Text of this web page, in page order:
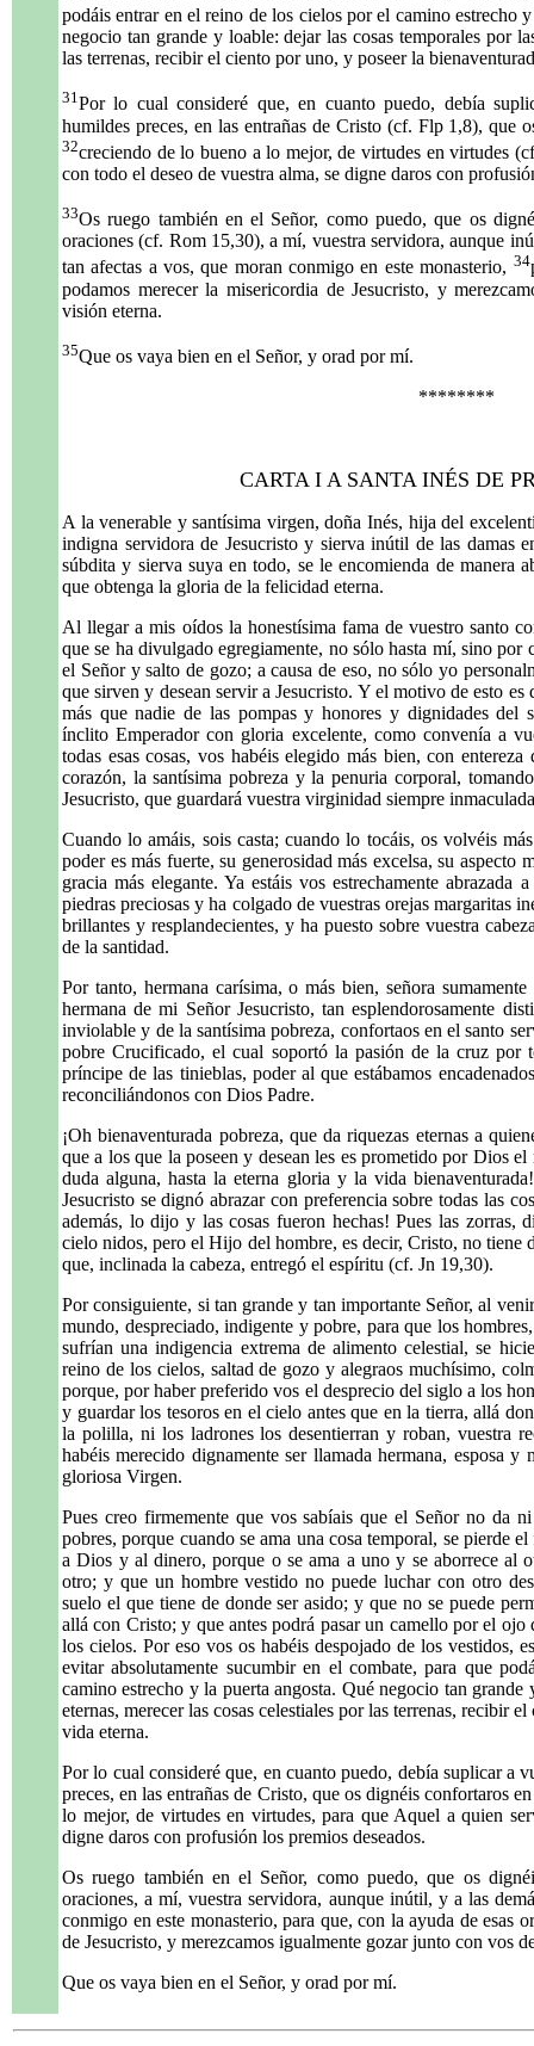
podáis entrar en el reino de los cielos por el camino
negocio tan grande y loable: dejar las cosas temporales por
las terrenas, recibir el ciento por uno, y poseer la
31Por lo cual consideré que, en cuanto puedo, debía
humildes preces, en las entrañas de Cristo (cf. Flp 1,8), que
32creciendo de lo bueno a lo mejor, de virtudes en virtudes
con todo el deseo de vuestra alma, se digne daros con
33Os ruego también en el Señor, como puedo, que os
oraciones (cf. Rom 15,30), a mí, vuestra servidora, aunque
tan afectas a vos, que moran conmigo en este monasterio, 34
podamos merecer la misericordia de Jesucristo, y
visión eterna.
35Que os vaya bien en el Señor, y orad por mí.
********
CARTA I A SANTA INÉS DE
A la venerable y santísima virgen, doña Inés, hija del
indigna servidora de Jesucristo y sierva inútil de las damas
súbdita y sierva suya en todo, se le encomienda de manera
que obtenga la gloria de la felicidad eterna.
Al llegar a mis oídos la honestísima fama de vuestro santo
que se ha divulgado egregiamente, no sólo hasta mí, sino
el Señor y salto de gozo; a causa de eso, no sólo yo
que sirven y desean servir a Jesucristo. Y el motivo de esto
más que nadie de las pompas y honores y dignidades del
ínclito Emperador con gloria excelente, como convenía a
todas esas cosas, vos habéis elegido más bien, con
corazón, la santísima pobreza y la penuria corporal,
Jesucristo, que guardará vuestra virginidad siempre
Cuando lo amáis, sois casta; cuando lo tocáis, os volvéis
poder es más fuerte, su generosidad más excelsa, su aspecto
gracia más elegante. Ya estáis vos estrechamente
piedras preciosas y ha colgado de vuestras orejas margaritas
brillantes y resplandecientes, y ha puesto sobre vuestra
de la santidad.
Por tanto, hermana carísima, o más bien, señora
hermana de mi Señor Jesucristo, tan esplendorosamente
inviolable y de la santísima pobreza, confortaos en el santo
pobre Crucificado, el cual soportó la pasión de la cruz por
príncipe de las tinieblas, poder al que estábamos
reconciliándonos con Dios Padre.
¡Oh bienaventurada pobreza, que da riquezas eternas a
que a los que la poseen y desean les es prometido por Dios
duda alguna, hasta la eterna gloria y la vida
Jesucristo se dignó abrazar con preferencia sobre todas las
además, lo dijo y las cosas fueron hechas! Pues las zorras,
cielo nidos, pero el Hijo del hombre, es decir, Cristo, no tiene
que, inclinada la cabeza, entregó el espíritu (cf. Jn 19,30).
Por consiguiente, si tan grande y tan importante Señor, al
mundo, despreciado, indigente y pobre, para que los
sufrían una indigencia extrema de alimento celestial, se
reino de los cielos, saltad de gozo y alegraos muchísimo,
porque, por haber preferido vos el desprecio del siglo a los
y guardar los tesoros en el cielo antes que en la tierra, allá
la polilla, ni los ladrones los desentierran y roban, vuestra
habéis merecido dignamente ser llamada hermana, esposa
gloriosa Virgen.
Pues creo firmemente que vos sabíais que el Señor no da
pobres, porque cuando se ama una cosa temporal, se pierde
a Dios y al dinero, porque o se ama a uno y se aborrece al
otro; y que un hombre vestido no puede luchar con otro
suelo el que tiene de donde ser asido; y que no se puede
allá con Cristo; y que antes podrá pasar un camello por el
los cielos. Por eso vos os habéis despojado de los vestidos,
evitar absolutamente sucumbir en el combate, para que
camino estrecho y la puerta angosta. Qué negocio tan grande
eternas, merecer las cosas celestiales por las terrenas, recibir
vida eterna.
Por lo cual consideré que, en cuanto puedo, debía suplicar a
preces, en las entrañas de Cristo, que os dignéis confortaros
lo mejor, de virtudes en virtudes, para que Aquel a quien
digne daros con profusión los premios deseados.
Os ruego también en el Señor, como puedo, que os
oraciones, a mí, vuestra servidora, aunque inútil, y a las
conmigo en este monasterio, para que, con la ayuda de esas
de Jesucristo, y merezcamos igualmente gozar junto con vos
Que os vaya bien en el Señor, y orad por mí.